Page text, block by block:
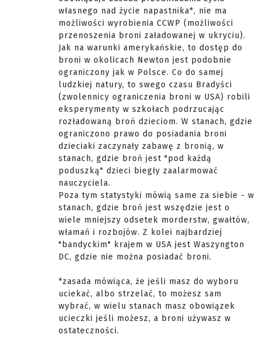
własnego nad życie napastnika*, nie ma
możliwości wyrobienia CCWP (możliwości
przenoszenia broni załadowanej w ukryciu).
Jak na warunki amerykańskie, to dostęp do
broni w okolicach Newton jest podobnie
ograniczony jak w Polsce. Co do samej
ludzkiej natury, to swego czasu Bradyści
(zwolennicy ograniczenia broni w USA) robili
eksperymenty w szkołach podrzucając
rozładowaną broń dzieciom. W stanach, gdzie
ograniczono prawo do posiadania broni
dzieciaki zaczynały zabawę z bronią, w
stanach, gdzie broń jest "pod każdą
poduszką" dzieci biegły zaalarmować
nauczyciela.
Poza tym statystyki mówią same za siebie - w
stanach, gdzie broń jest wszędzie jest o
wiele mniejszy odsetek morderstw, gwałtów,
włamań i rozbojów. Z kolei najbardziej
"bandyckim" krajem w USA jest Waszyngton
DC, gdzie nie można posiadać broni.
*zasada mówiąca, że jeśli masz do wyboru
uciekać, albo strzelać, to możesz sam
wybrać, w wielu stanach masz obowiązek
ucieczki jeśli możesz, a broni używasz w
ostateczności.